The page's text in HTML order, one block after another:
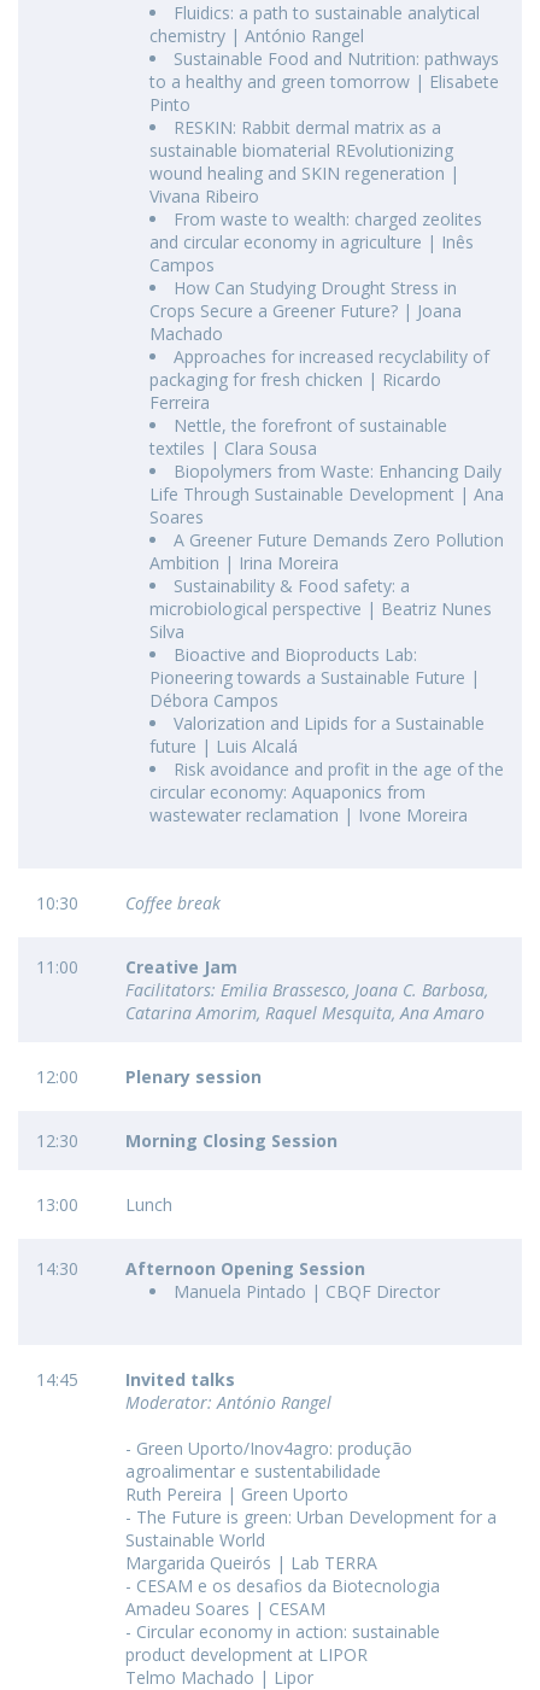
Fluidics: a path to sustainable analytical
chemistry | António Rangel
Sustainable Food and Nutrition: pathways
to a healthy and green tomorrow | Elisabete
Pinto
RESKIN: Rabbit dermal matrix as a
sustainable biomaterial REvolutionizing
wound healing and SKIN regeneration |
Vivana Ribeiro
From waste to wealth: charged zeolites
and circular economy in agriculture | Inês
Campos
How Can Studying Drought Stress in
Crops Secure a Greener Future? | Joana
Machado
Approaches for increased recyclability of
packaging for fresh chicken | Ricardo
Ferreira
Nettle, the forefront of sustainable
textiles | Clara Sousa
Biopolymers from Waste: Enhancing Daily
Life Through Sustainable Development | Ana
Soares
A Greener Future Demands Zero Pollution
Ambition | Irina Moreira
Sustainability & Food safety: a
microbiological perspective | Beatriz Nunes
Silva
Bioactive and Bioproducts Lab:
Pioneering towards a Sustainable Future |
Débora Campos
Valorization and Lipids for a Sustainable
future | Luis Alcalá
Risk avoidance and profit in the age of the
circular economy: Aquaponics from
wastewater reclamation | Ivone Moreira
10:30 Coffee break
11:00
Creative Jam
Facilitators: Emilia Brassesco, Joana C. Barbosa,
Catarina Amorim, Raquel Mesquita, Ana Amaro
12:00 Plenary session
12:30 Morning Closing Session
13:00 Lunch
14:30
Afternoon Opening Session
Manuela Pintado | CBQF Director
14:45
Invited talks
Moderator: António Rangel
- Green Uporto/Inov4agro: produção
agroalimentar e sustentabilidade
Ruth Pereira | Green Uporto
- The Future is green: Urban Development for a
Sustainable World
Margarida Queirós | Lab TERRA
- CESAM e os desafios da Biotecnologia
Amadeu Soares | CESAM
- Circular economy in action: sustainable
product development at LIPOR
Telmo Machado | Lipor